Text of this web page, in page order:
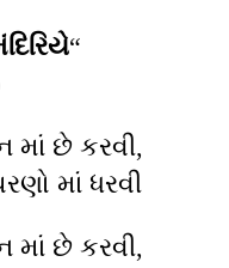
“
માં છે કરવી,
માં ધરવી
માં છે કરવી,